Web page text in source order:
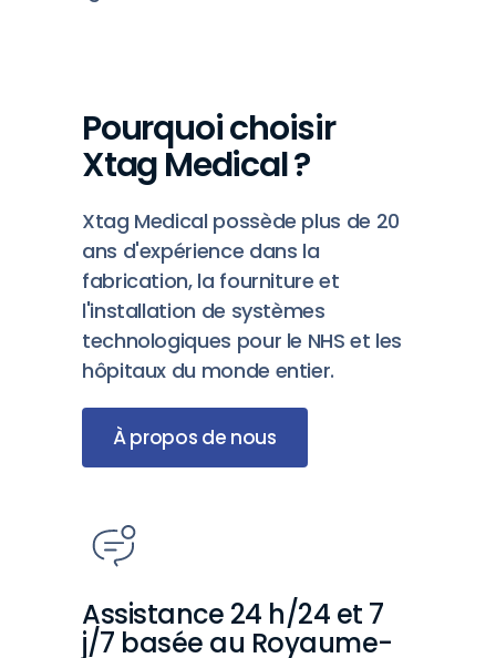
Pourquoi choisir
Xtag Medical ?
Xtag Medical possède plus de 20
ans d'expérience dans la
fabrication, la fourniture et
l'installation de systèmes
technologiques pour le NHS et les
hôpitaux du monde entier.
À propos de nous
Assistance 24 h/24 et 7
j/7 basée au Royaume-